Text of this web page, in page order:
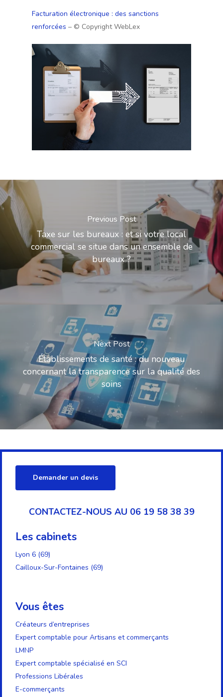
Facturation électronique : des sanctions
renforcées – © Copyright WebLex
Previous Post
Taxe sur les bureaux : et si votre local
commercial se situe dans un ensemble de
bureaux ?
Next Post
Établissements de santé : du nouveau
concernant la transparence sur la qualité des
soins
Demander un devis
CONTACTEZ-NOUS AU 06 19 58 38 39
Les cabinets
Lyon 6 (69)
Cailloux-Sur-Fontaines (69)
Vous êtes
Créateurs d’entreprises
Expert comptable pour Artisans et commerçants
LMNP
Expert comptable spécialisé en SCI
Professions Libérales
E-commerçants